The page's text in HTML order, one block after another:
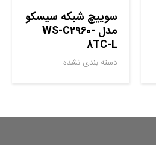
سوييچ شبکه سيسکو
مدل WS-C2960-
8TC-L
دسته-بندی-نشده